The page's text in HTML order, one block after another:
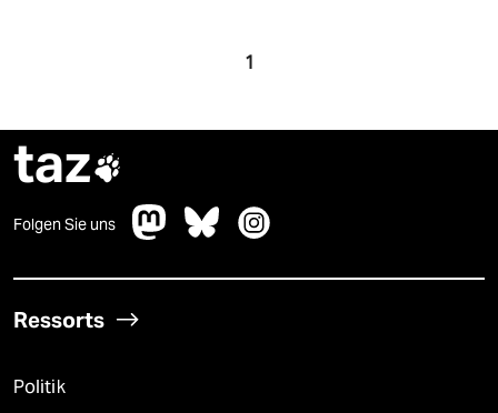
1
taz
Folgen Sie uns
Ressorts
Politik